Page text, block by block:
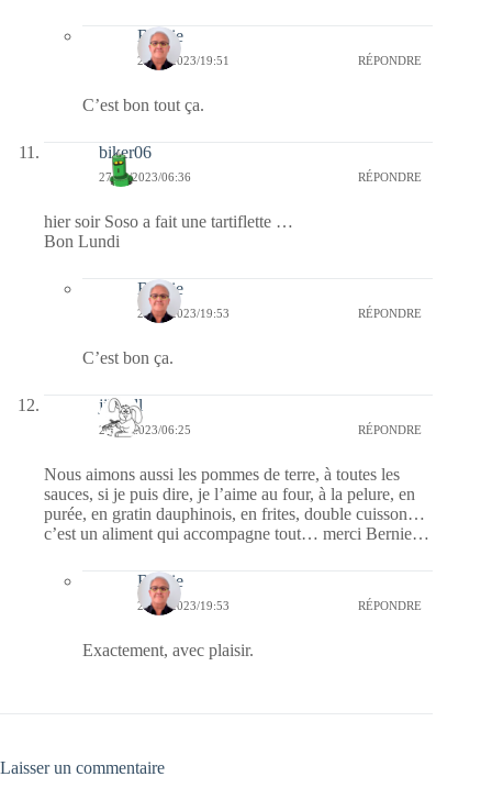
Bernie
27/02/2023/19:51 RÉPONDRE
C’est bon tout ça.
biker06
27/02/2023/06:36 RÉPONDRE
hier soir Soso a fait une tartiflette …
Bon Lundi
Bernie
27/02/2023/19:53 RÉPONDRE
C’est bon ça.
jill bill
27/02/2023/06:25 RÉPONDRE
Nous aimons aussi les pommes de terre, à toutes les
sauces, si je puis dire, je l’aime au four, à la pelure, en
purée, en gratin dauphinois, en frites, double cuisson…
c’est un aliment qui accompagne tout… merci Bernie…
Bernie
27/02/2023/19:53 RÉPONDRE
Exactement, avec plaisir.
Laisser un commentaire